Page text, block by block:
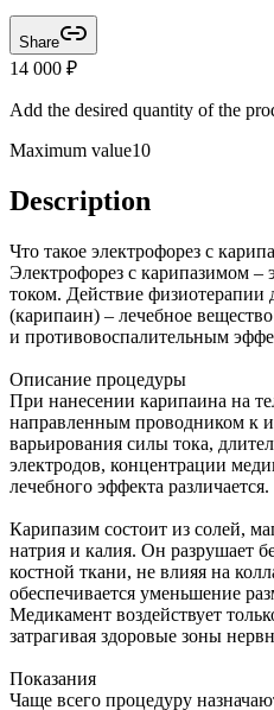
Share
14 000 ₽
Add the desired quantity of the
Maximum value10
Description
Что такое электрофорез с
Электрофорез с карипазимом –
током. Действие физиотерапии
(карипаин) – лечебное
и противовоспалительным
Описание процедуры
При нанесении карипаина на
направленным проводником к
варьирования силы тока,
электродов, концентрации
лечебного эффекта различается.
Карипазим состоит из солей,
натрия и калия. Он разрушает
костной ткани, не влияя на
обеспечивается уменьшение
Медикамент воздействует
затрагивая здоровые зоны
Показания
Чаще всего процедуру